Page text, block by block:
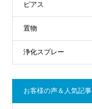
ピアス
置物
浄化スプレー
お客様の声＆人気記事